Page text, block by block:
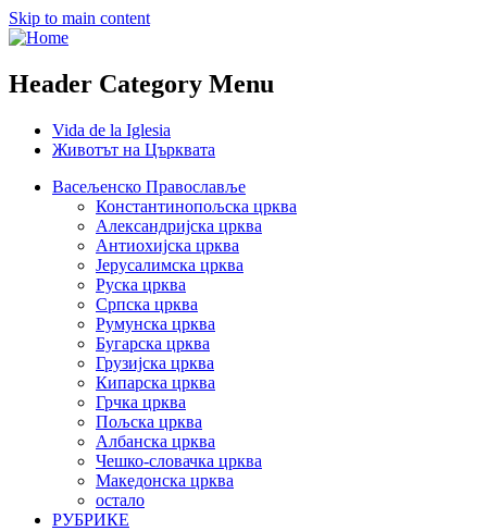
Skip to main content
Header Category Menu
Vida de la Iglesia
Животът на Църквата
Васељенско Православље
Константинопољска црква
Александријска црква
Антиохијска црква
Јерусалимска црква
Руска црква
Српска црква
Румунска црква
Бугарска црква
Грузијска црква
Кипарска црква
Грчка црква
Пољска црква
Албанска црква
Чешко-словачка црква
Македонска црква
остало
РУБРИКЕ